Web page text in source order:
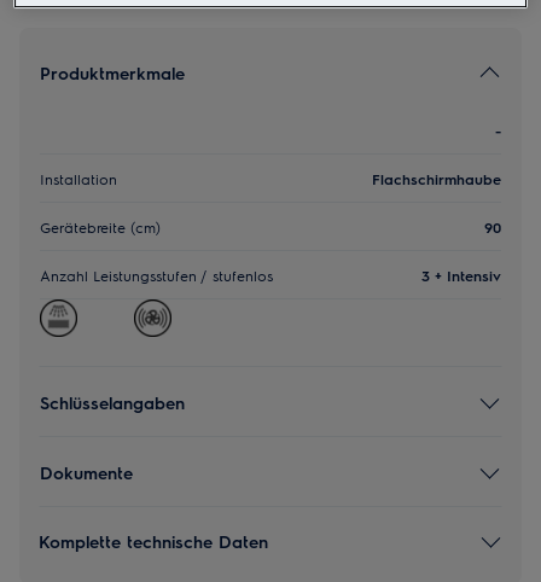
Produktmerkmale
-
Installation Flachschirmhaube
Gerätebreite (cm) 90
Anzahl Leistungsstufen / stufenlos 3 + Intensiv
Schlüsselangaben
Dokumente
Komplette technische Daten